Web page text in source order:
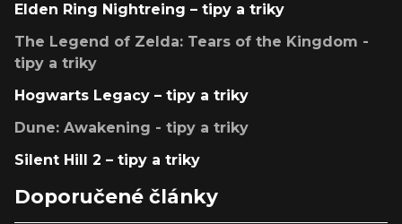
Elden Ring Nightreing – tipy a triky
The Legend of Zelda: Tears of the Kingdom -
tipy a triky
Hogwarts Legacy – tipy a triky
Dune: Awakening - tipy a triky
Silent Hill 2 – tipy a triky
Doporučené články